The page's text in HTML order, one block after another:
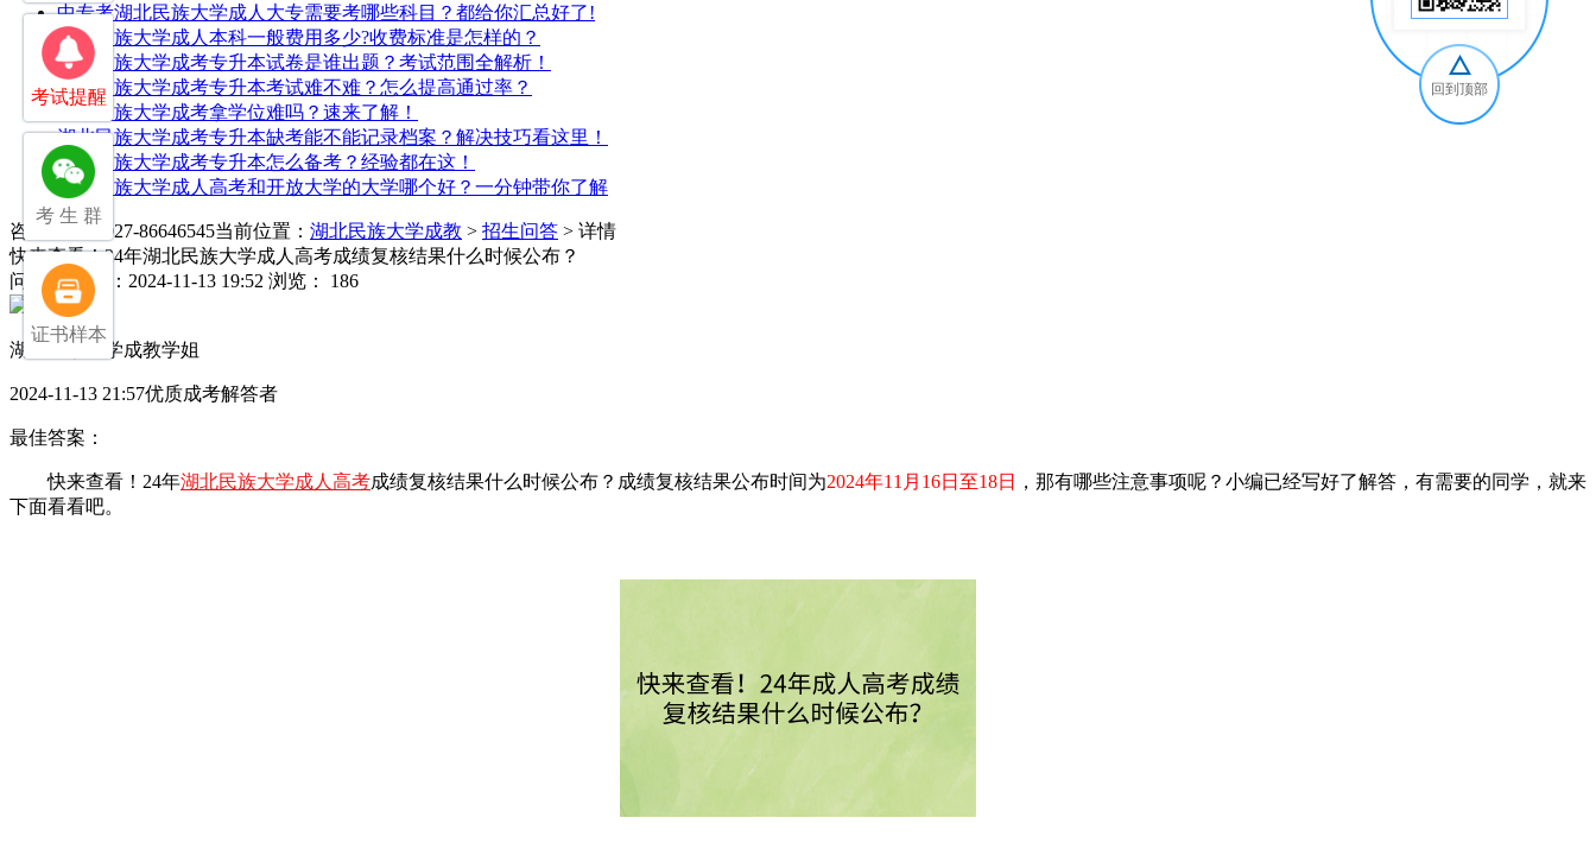
中专考湖北民族大学成人大专需要考哪些科目？都给你汇总好了!
湖北民族大学成人本科一般费用多少?收费标准是怎样的？
湖北民族大学成考专升本试卷是谁出题？考试范围全解析！
湖北民族大学成考专升本考试难不难？怎么提高通过率？
湖北民族大学成考拿学位难吗？速来了解！
湖北民族大学成考专升本缺考能不能记录档案？解决技巧看这里！
湖北民族大学成考专升本怎么备考？经验都在这！
湖北民族大学成人高考和开放大学的大学哪个好？一分钟带你了解
咨询电话：027-86646545当前位置： 湖北民族大学成教 > 招生问答 > 详情
快来查看！24年湖北民族大学成人高考成绩复核结果什么时候公布？
问
发布日期：2024-11-13 19:52 浏览： 186
湖北民族大学成教学姐
2024-11-13 21:57优质成考解答者
最佳答案：
快来查看！24年湖北民族大学成人高考成绩复核结果什么时候公布？成绩复核结果公布时间为2024年11月16日至18日
，那有哪些注意事项呢？小编已经写好了解答，有需要的同学，就来
下面看看吧。
考试提醒
考 生 群
证书样本
回到顶部